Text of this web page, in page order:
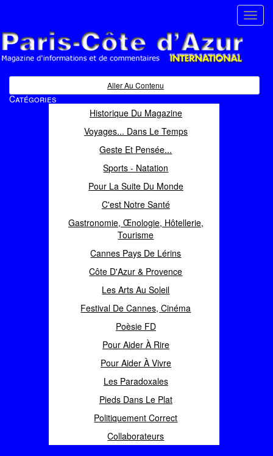
Magazine d'informations et de commentaires
Aller Au Contenu
Catégories
Historique Du Magazine
Voyages... Dans Le Temps
Geste Et Pensée...
Sports - Natation
Pour La Suite Du Monde
C'est Notre Santé
Gastronomie, Œnologie, Hôtellerie,
Tourisme
Cannes Pays De Lérins
Côte D'Azur & Provence
Les Arts Au Soleil
Festival De Cannes, Cinéma
Poèsie FD
Pour Aider À Rire
Pour Aider À Vivre
Les Paradoxales
Pieds Dans Le Plat
Politiquement Correct
Collaborateurs